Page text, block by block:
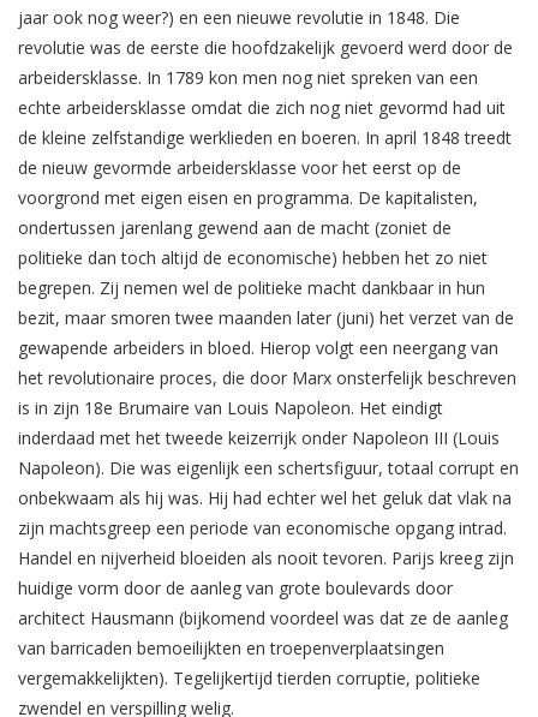
jaar ook nog weer?) en een nieuwe revolutie in 1848. Die
revolutie was de eerste die hoofdzakelijk gevoerd werd door de
arbeidersklasse. In 1789 kon men nog niet spreken van een
echte arbeidersklasse omdat die zich nog niet gevormd had uit
de kleine zelfstandige werklieden en boeren. In april 1848 treedt
de nieuw gevormde arbeidersklasse voor het eerst op de
voorgrond met eigen eisen en programma. De kapitalisten,
ondertussen jarenlang gewend aan de macht (zoniet de
politieke dan toch altijd de economische) hebben het zo niet
begrepen. Zij nemen wel de politieke macht dankbaar in hun
bezit, maar smoren twee maanden later (juni) het verzet van de
gewapende arbeiders in bloed. Hierop volgt een neergang van
het revolutionaire proces, die door Marx onsterfelijk beschreven
is in zijn 18e Brumaire van Louis Napoleon. Het eindigt
inderdaad met het tweede keizerrijk onder Napoleon III (Louis
Napoleon). Die was eigenlijk een schertsfiguur, totaal corrupt en
onbekwaam als hij was. Hij had echter wel het geluk dat vlak na
zijn machtsgreep een periode van economische opgang intrad.
Handel en nijverheid bloeiden als nooit tevoren. Parijs kreeg zijn
huidige vorm door de aanleg van grote boulevards door
architect Hausmann (bijkomend voordeel was dat ze de aanleg
van barricaden bemoeilijkten en troepenverplaatsingen
vergemakkelijkten). Tegelijkertijd tierden corruptie, politieke
zwendel en verspilling welig.